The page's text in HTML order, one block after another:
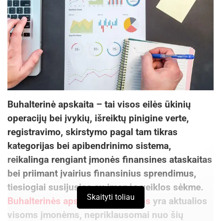
Buhalterinė apskaita – tai visos eilės ūkinių
operacijų bei įvykių, išreiktų pinigine verte,
registravimo, skirstymo pagal tam tikras
kategorijas bei apibendrinimo sistema,
reikalinga rengiant įmonės finansines ataskaitas
bei priimant įvairius finansinius sprendimus,
tiesiogiai susijusios su įmonės veiklos sėkme.
Buhalterinės apskaitos paslaugos yra aktualios
visoms įmonėms, nepriklausomai nuo šių
Skaityti toliau